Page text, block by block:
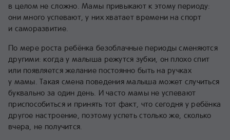
в целом не сложно. Мамы привыкают к этому периоду:
они много успевают, у них хватает времени на спорт
и саморазвитие.
По мере роста ребёнка безоблачные периоды сменяются
другими: когда у малыша режутся зубки, он плохо спит
или появляется желание постоянно быть на ручках
у мамы. Такая смена поведения малыша может случиться
буквально за один день. И часто мамы не успевают
приспособиться и принять тот факт, что сегодня у ребёнка
другое настроение, поэтому успеть столько же, сколько
вчера, не получится.